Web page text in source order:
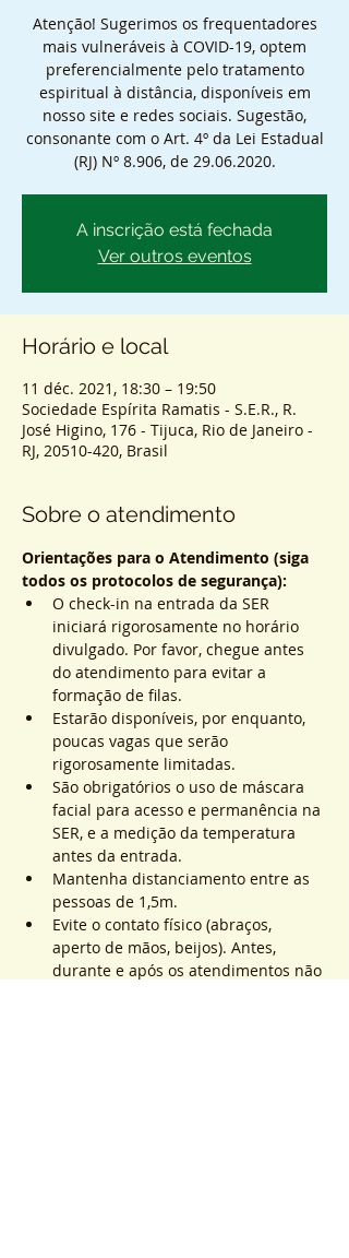
Atenção! Sugerimos os frequentadores
mais vulneráveis à COVID-19, optem
preferencialmente pelo tratamento
espiritual à distância, disponíveis em
nosso site e redes sociais. Sugestão,
consonante com o Art. 4º da Lei Estadual
(RJ) Nº 8.906, de 29.06.2020.
A inscrição está fechada
Ver outros eventos
Horário e local
11 déc. 2021, 18:30 – 19:50
Sociedade Espírita Ramatis - S.E.R., R.
José Higino, 176 - Tijuca, Rio de Janeiro -
RJ, 20510-420, Brasil
Sobre o atendimento
Orientações para o Atendimento (siga
todos os protocolos de segurança):
O check-in na entrada da SER
iniciará rigorosamente no horário
divulgado. Por favor, chegue antes
do atendimento para evitar a
formação de filas.
Estarão disponíveis, por enquanto,
poucas vagas que serão
rigorosamente limitadas.
São obrigatórios o uso de máscara
facial para acesso e permanência na
SER, e a medição da temperatura
antes da entrada.
Mantenha distanciamento entre as
pessoas de 1,5m.
Evite o contato físico (abraços,
aperto de mãos, beijos). Antes,
durante e após os atendimentos não